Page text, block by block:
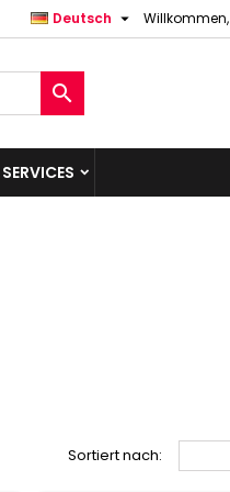
Willkommen,
Deutsch 

SERVICES
Sortiert nach: